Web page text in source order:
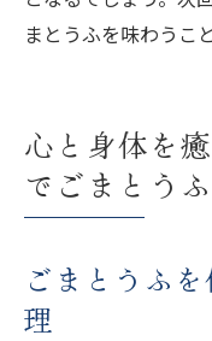
まとうふを味わうこ
心と身体を
でごまとう
ごまとうふ
理